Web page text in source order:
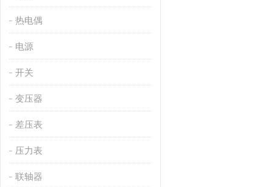
热电偶
电源
开关
变压器
差压表
压力表
联轴器